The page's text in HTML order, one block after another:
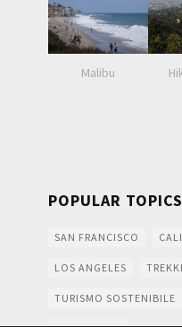
Malibu
POPULAR TOPICS
SAN FRANCISCO
LOS ANGELES
TURISMO SOSTENIBILE